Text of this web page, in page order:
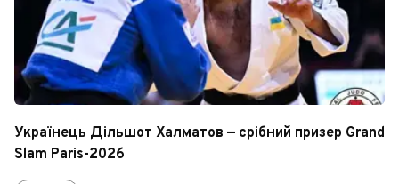
Українець Дільшот Халматов — срібний призер Grand
Slam Paris-2026